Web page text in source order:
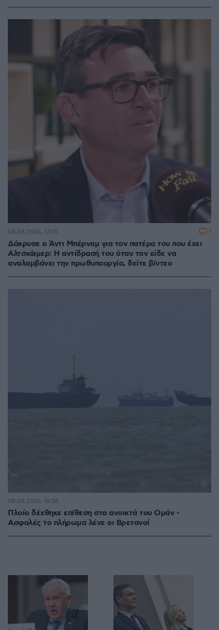
Δάκρυσε ο Άντι Μπέρναμ για τον πατέρα του που έχει
Αλτσχάιμερ: Η αντίδρασή του όταν τον είδε να
αναλαμβάνει την πρωθυπουργία, δείτε βίντεο
08.08.2026, 17:05 1
Πλοίο δέχθηκε επίθεση στα ανοικτά του Ομάν -
Ασφαλές το πλήρωμα λένε οι Βρετανοί
08.08.2026, 16:36